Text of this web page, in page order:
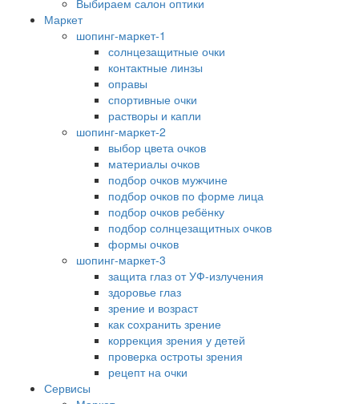
Выбираем салон оптики
Маркет
шопинг-маркет-1
солнцезащитные очки
контактные линзы
оправы
спортивные очки
растворы и капли
шопинг-маркет-2
выбор цвета очков
материалы очков
подбор очков мужчине
подбор очков по форме лица
подбор очков ребёнку
подбор солнцезащитных очков
формы очков
шопинг-маркет-3
защита глаз от УФ-излучения
здоровье глаз
зрение и возраст
как сохранить зрение
коррекция зрения у детей
проверка остроты зрения
рецепт на очки
Сервисы